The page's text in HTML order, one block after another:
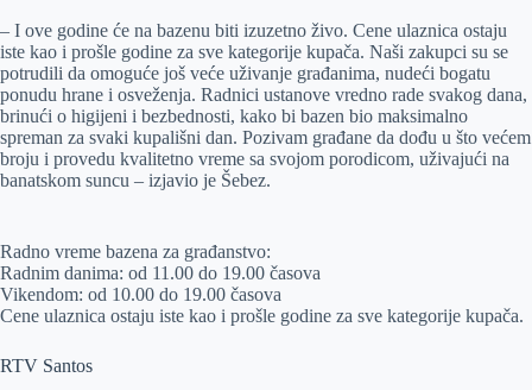
– I ove godine će na bazenu biti izuzetno živo. Cene ulaznica ostaju
iste kao i prošle godine za sve kategorije kupača. Naši zakupci su se
potrudili da omoguće još veće uživanje građanima, nudeći bogatu
ponudu hrane i osveženja. Radnici ustanove vredno rade svakog dana,
brinući o higijeni i bezbednosti, kako bi bazen bio maksimalno
spreman za svaki kupališni dan. Pozivam građane da dođu u što većem
broju i provedu kvalitetno vreme sa svojom porodicom, uživajući na
banatskom suncu – izjavio je Šebez.
Radno vreme bazena za građanstvo:
Radnim danima: od 11.00 do 19.00 časova
Vikendom: od 10.00 do 19.00 časova
Cene ulaznica ostaju iste kao i prošle godine za sve kategorije kupača.
RTV Santos